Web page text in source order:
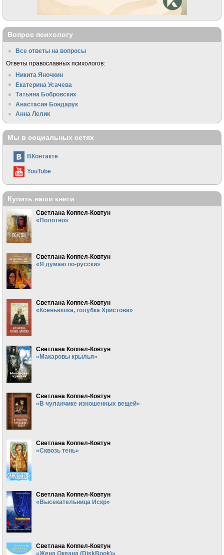
Вопрос психологу
Все ответы на вопросы
Ответы православных психологов:
Никита Яночкин
Екатерина Усачева
Татьяна Бобровских
Анастасия Бондарук
Анна Лелик
Мы в социальных сетях
ВКонтакте
YouTube
Купить наши книги
Светлана Коппел-Ковтун
«Полотно»
Светлана Коппел-Ковтун
«Я думаю по-русски»
Светлана Коппел-Ковтун
«Ксеньюшка, голубка Христова»
Светлана Коппел-Ковтун
«Макаровы крылья»
Светлана Коппел-Ковтун
«В чуланчике изношенных вещей»
Светлана Коппел-Ковтун
«Сквозь тень»
Светлана Коппел-Ковтун
«Высекательница Искр»
Светлана Коппел-Ковтун
«Жена Океана (DiskBook)»